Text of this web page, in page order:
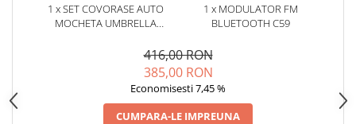
Uleiuri si Lichide Auto
Aditivi DPF, Sistem Racire si
1 x SET COVORASE AUTO
MOCHETA UMBRELLA
1 x MODULATOR FM
BLUETOOTH C59
416,00 RON
385,00 RON
Economisesti 7,45 %
CUMPARA-LE IMPREUNA